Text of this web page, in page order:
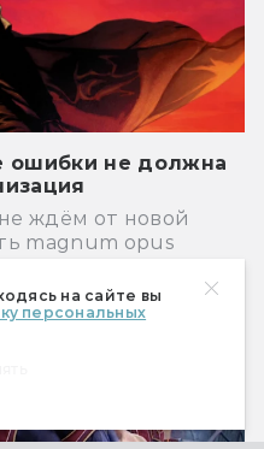
на сайте вы
персональных
ошибки не должна
ждём от новой
magnum opus